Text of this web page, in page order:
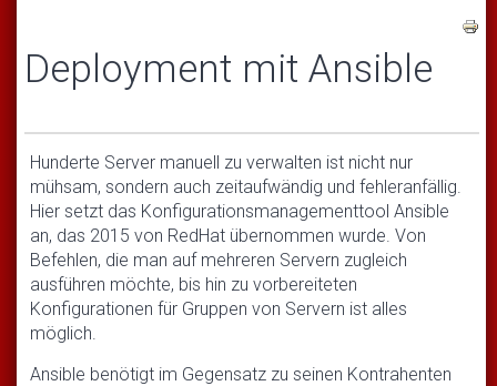
Deployment mit Ansible
Hunderte Server manuell zu verwalten ist nicht nur
mühsam, sondern auch zeitaufwändig und fehleranfällig.
Hier setzt das Konfigurationsmanagementtool Ansible
an, das 2015 von RedHat übernommen wurde. Von
Befehlen, die man auf mehreren Servern zugleich
ausführen möchte, bis hin zu vorbereiteten
Konfigurationen für Gruppen von Servern ist alles
möglich.
Ansible benötigt im Gegensatz zu seinen Kontrahenten